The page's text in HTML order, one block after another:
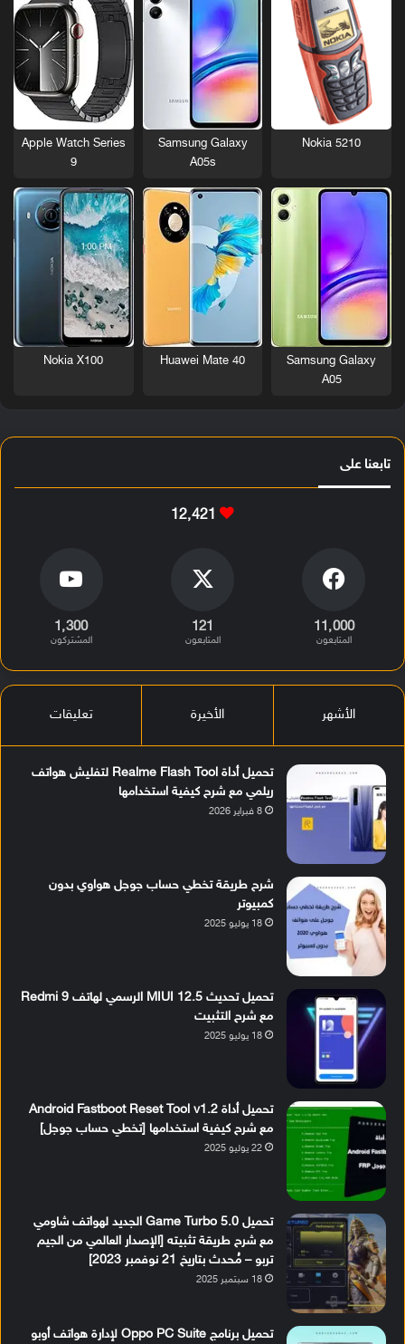
Nokia 5210
Samsung Galaxy
A05s
Apple Watch Series
9
Samsung Galaxy
A05
Huawei Mate 40
Nokia X100
تابعنا على
12٬421
11٬000
المتابعون
121
المتابعون
1٬300
المشتركون
الأشهر الأخيرة تعليقات
تحميل أداة Realme Flash Tool لتفليش هواتف
ريلمي مع شرح كيفية استخدامها
8 فبراير 2026
شرح طريقة تخطي حساب جوجل هواوي بدون
كمبيوتر
18 يوليو 2025
تحميل تحديث MIUI 12.5 الرسمي لهاتف Redmi 9
مع شرح التثبيت
18 يوليو 2025
تحميل أداة Android Fastboot Reset Tool v1.2
مع شرح كيفية استخدامها [تخطي حساب جوجل]
22 يوليو 2025
تحميل Game Turbo 5.0 الجديد لهواتف شاومي
مع شرح طريقة تثبيته [الإصدار العالمي من الجيم
تربو – مُحدث بتاريخ 21 نوفمبر 2023]
18 سبتمبر 2025
تحميل برنامج Oppo PC Suite لإدارة هواتف أوبو